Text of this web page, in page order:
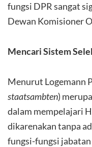
fungsi DPR sangat
Dewan Komisioner
Mencari Sistem
Menurut Logemann
staatsambten)
dalam mempelajari
dikarenakan tanpa
fungsi-fungsi jabatan